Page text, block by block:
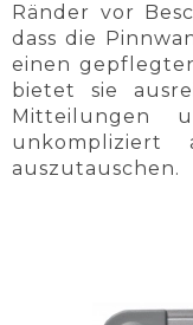
Ränder vor
dass die
einen
bietet sie
Mitteilungen
unkompliziert
auszutauschen.